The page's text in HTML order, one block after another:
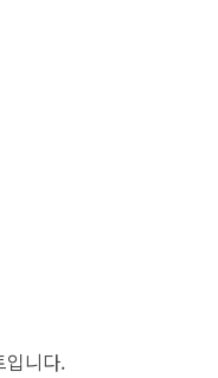
입니다.